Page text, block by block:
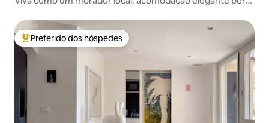
Entre os melhores preferidos dos hóspedes
Preferido dos hóspedes